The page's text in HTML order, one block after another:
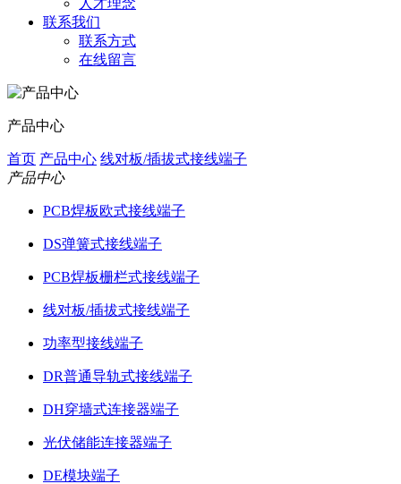
人才理念
联系我们
联系方式
在线留言
产品中心
首页 产品中心 线对板/插拔式接线端子
产品中心
PCB焊板欧式接线端子
DS弹簧式接线端子
PCB焊板栅栏式接线端子
线对板/插拔式接线端子
功率型接线端子
DR普通导轨式接线端子
DH穿墙式连接器端子
光伏储能连接器端子
DE模块端子